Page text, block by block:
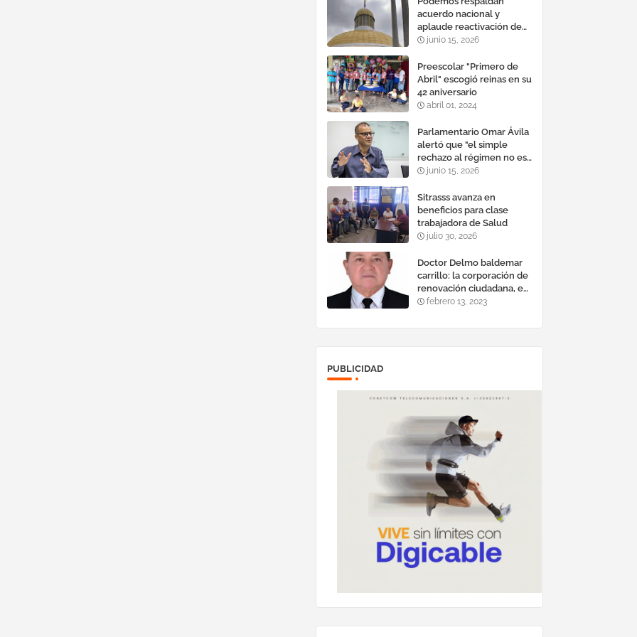
acuerdo nacional y
aplaude reactivación de
Tocoma con la
megavatios al sistema
eléctrico nacional
junio 15, 2026
Preescolar "Primero de
Abril" escogió reinas en su
42 aniversario
abril 01, 2024
Parlamentario Omar Ávila
alertó que "el simple
rechazo al régimen no es
suficiente para lograr un
efectivo"
junio 15, 2026
Sitrasss avanza en
beneficios para clase
trabajadora de Salud
julio 30, 2026
Doctor Delmo baldemar
carrillo: la corporación de
renovación ciudadana, es
un banco mundial de
febrero 13, 2023
PUBLICIDAD